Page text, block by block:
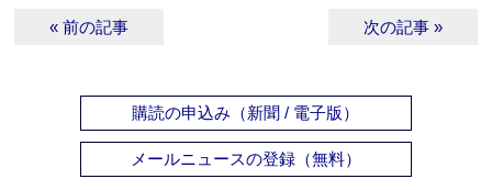
« 前の記事 次の記事 »
購読の申込み（新聞 / 電子版）
メールニュースの登録（無料）